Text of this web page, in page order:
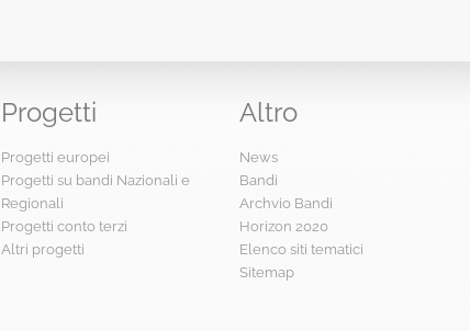
Progetti
Progetti europei
Progetti su bandi Nazionali e
Regionali
Progetti conto terzi
Altri progetti
Altro
News
Bandi
Archvio Bandi
Horizon 2020
Elenco siti tematici
Sitemap